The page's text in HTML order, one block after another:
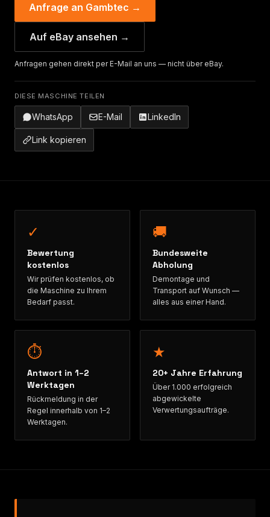
Anfrage an Gambtec →
Auf eBay ansehen →
Anfragen gehen direkt per E-Mail an uns — nicht über eBay.
DIESE MASCHINE TEILEN
WhatsApp E-Mail LinkedIn
Link kopieren
✓
Bewertung
kostenlos
Wir prüfen kostenlos, ob
die Maschine zu Ihrem
Bedarf passt.
🚚
Bundesweite
Abholung
Demontage und
Transport auf Wunsch —
alles aus einer Hand.
⏱
Antwort in 1–2
Werktagen
Rückmeldung in der
Regel innerhalb von 1–2
Werktagen.
★
20+ Jahre Erfahrung
Über 1.000 erfolgreich
abgewickelte
Verwertungsaufträge.